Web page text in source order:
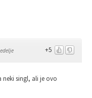
+5
singl, ali je ovo